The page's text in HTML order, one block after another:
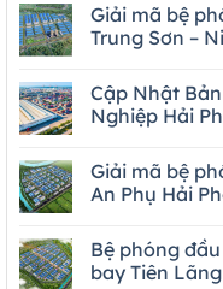
Giải mã bệ
Trung Sơn –
Cập Nhật
Nghiệp Hải
Giải mã bệ
An Phụ Hải
Bệ phóng
bay Tiên